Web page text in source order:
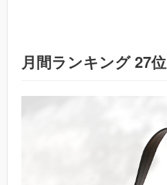
月間ランキング 27位